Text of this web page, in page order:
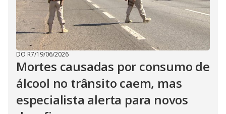
DO R7/19/06/2026
Mortes causadas por consumo de
álcool no trânsito caem, mas
especialista alerta para novos